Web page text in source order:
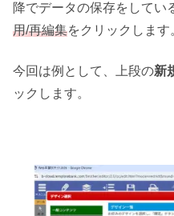
降でデータの保存をしてい
用/再編集をクリックします
今回は例として、上段の新
ックします。